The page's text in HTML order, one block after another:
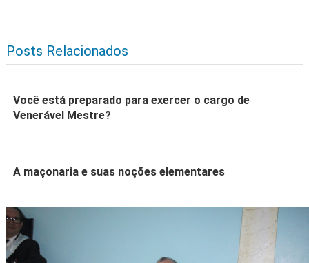
Posts Relacionados
Você está preparado para exercer o cargo de
Venerável Mestre?
A maçonaria e suas noções elementares